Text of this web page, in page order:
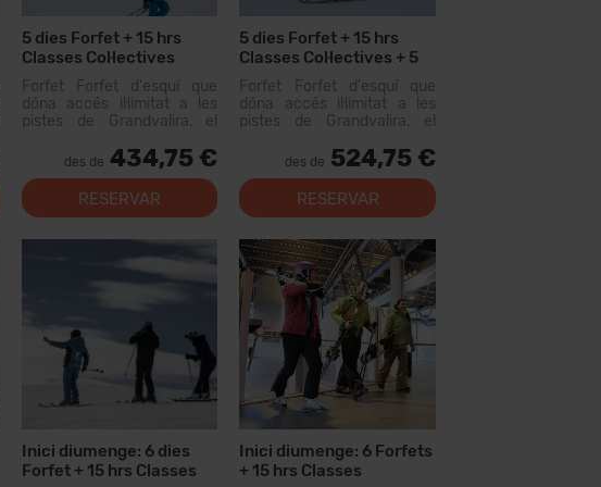
5 dies Forfet + 15 hrs
Classes Col·lectives
Forfet Forfet d'esquí que
dóna accés il·limitat a les
pistes de Grandvalira, el
dels Pirineus. Amb aquest
forfet podràs recórrer més...
des de 434,75 €
RESERVAR
5 dies Forfet + 15 hrs
Classes Col·lectives + 5
dies Lloguer Material
Forfet Forfet d'esquí que
dóna accés il·limitat a les
pistes de Grandvalira, el
dels Pirineus. Amb aquest
forfet podràs recórrer més...
des de 524,75 €
RESERVAR
Inici diumenge: 6 dies
Forfet + 15 hrs Classes
Inici diumenge: 6 Forfets
+ 15 hrs Classes